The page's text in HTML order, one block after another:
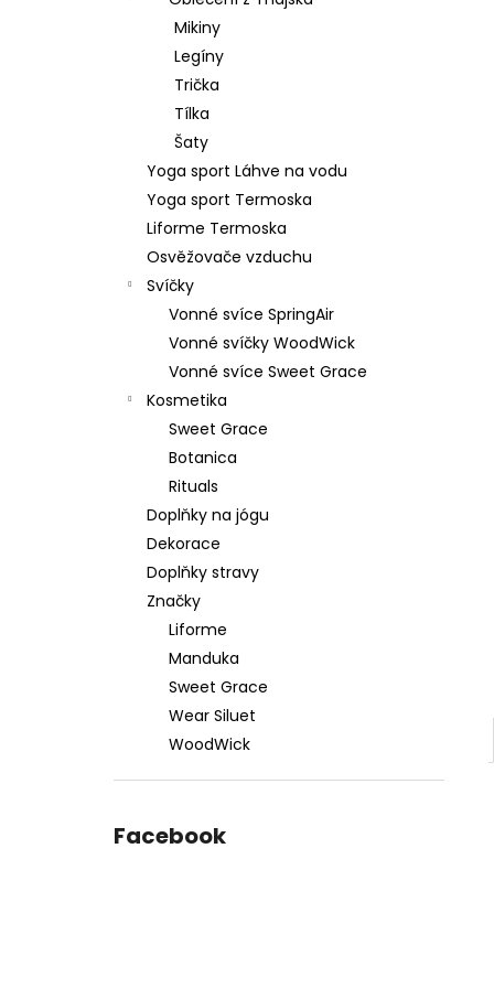
Mikiny
Legíny
Trička
Tílka
Šaty
Yoga sport Láhve na vodu
Yoga sport Termoska
Liforme Termoska
Osvěžovače vzduchu
Svíčky
Vonné svíce SpringAir
Vonné svíčky WoodWick
Vonné svíce Sweet Grace
Kosmetika
Sweet Grace
Botanica
Rituals
Doplňky na jógu
Dekorace
Doplňky stravy
Značky
Liforme
Manduka
Sweet Grace
Wear Siluet
WoodWick
Facebook
879 Kč
Původně:1 099 Kč